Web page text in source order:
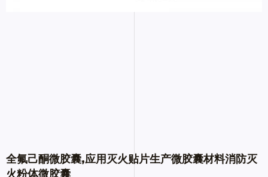
全氟己酮微胶囊,应用灭火贴片生产微胶囊材料消防灭
火粉体微胶囊